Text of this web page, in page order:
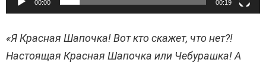
00:00 00:19
«Я Красная Шапочка! Вот кто скажет, что нет?!
Настоящая Красная Шапочка или Чебурашка! А